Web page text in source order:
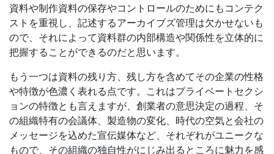
資料や制作資料の保存やコントロールのためにもコンテク
ストを重視し、記述するアーカイブズ管理は欠かせないも
ので、それによって資料群の内部構造や関係性を立体的に
把握することができるのだと思います。
もう一つは資料の残り方、残し方を含めてその企業の性格
や特徴が色濃く表れる点です。これはプライベートセクシ
ョンの特徴とも言えますが、創業者の意思決定の過程、そ
の組織特有の会議体、製造物の変化、時代の空気と会社の
メッセージを込めた宣伝媒体など、それぞれがユニークな
もので、その組織の独自性がにじみ出るところに魅力を感